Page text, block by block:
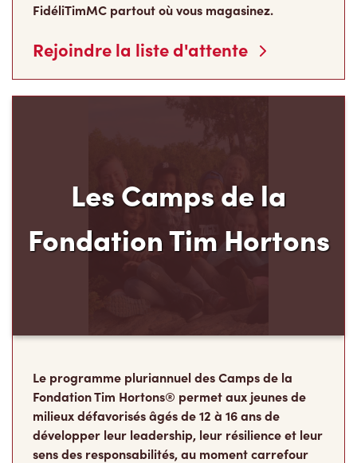
FidéliTimMC partout où vous magasinez.
Rejoindre la liste d'attente
Les Camps de la
Fondation Tim Hortons
Le programme pluriannuel des Camps de la
Fondation Tim Hortons® permet aux jeunes de
milieux défavorisés âgés de 12 à 16 ans de
développer leur leadership, leur résilience et leur
sens des responsabilités, au moment carrefour